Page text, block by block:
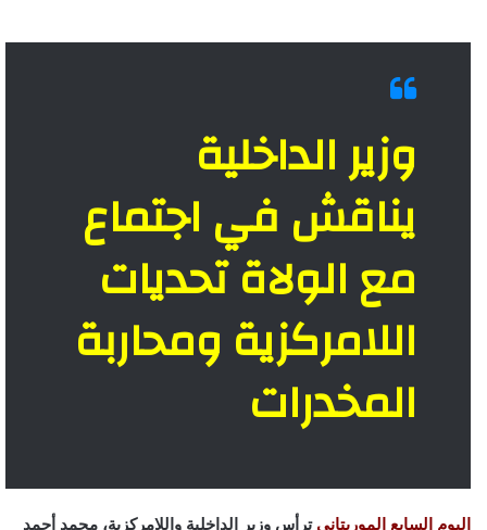
وزير الداخلية
يناقش في اجتماع
مع الولاة تحديات
اللامركزية ومحاربة
المخدرات
اليوم السابع الموريتاني ترأس وزير الداخلية واللامركزية، محمد أحمد